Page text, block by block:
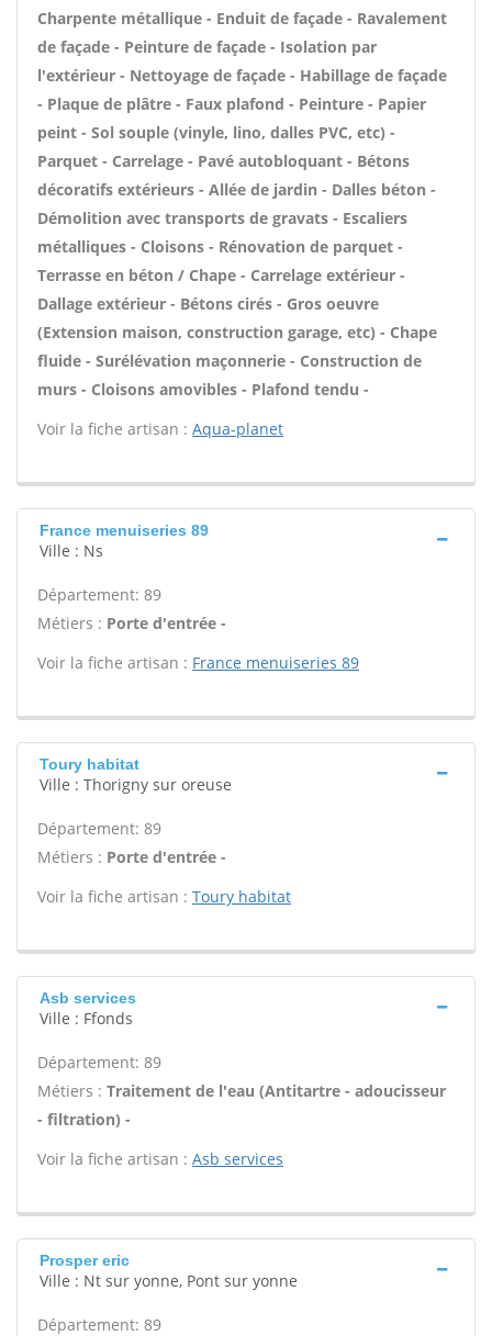
Charpente métallique - Enduit de façade - Ravalement
de façade - Peinture de façade - Isolation par
l'extérieur - Nettoyage de façade - Habillage de façade
- Plaque de plâtre - Faux plafond - Peinture - Papier
peint - Sol souple (vinyle, lino, dalles PVC, etc) -
Parquet - Carrelage - Pavé autobloquant - Bétons
décoratifs extérieurs - Allée de jardin - Dalles béton -
Démolition avec transports de gravats - Escaliers
métalliques - Cloisons - Rénovation de parquet -
Terrasse en béton / Chape - Carrelage extérieur -
Dallage extérieur - Bétons cirés - Gros oeuvre
(Extension maison, construction garage, etc) - Chape
fluide - Surélévation maçonnerie - Construction de
murs - Cloisons amovibles - Plafond tendu -
Voir la fiche artisan : Aqua-planet
France menuiseries 89
Ville : Ns
Département: 89
Métiers : Porte d'entrée -
Voir la fiche artisan : France menuiseries 89
Toury habitat
Ville : Thorigny sur oreuse
Département: 89
Métiers : Porte d'entrée -
Voir la fiche artisan : Toury habitat
Asb services
Ville : Ffonds
Département: 89
Métiers : Traitement de l'eau (Antitartre - adoucisseur
- filtration) -
Voir la fiche artisan : Asb services
Prosper eric
Ville : Nt sur yonne, Pont sur yonne
Département: 89